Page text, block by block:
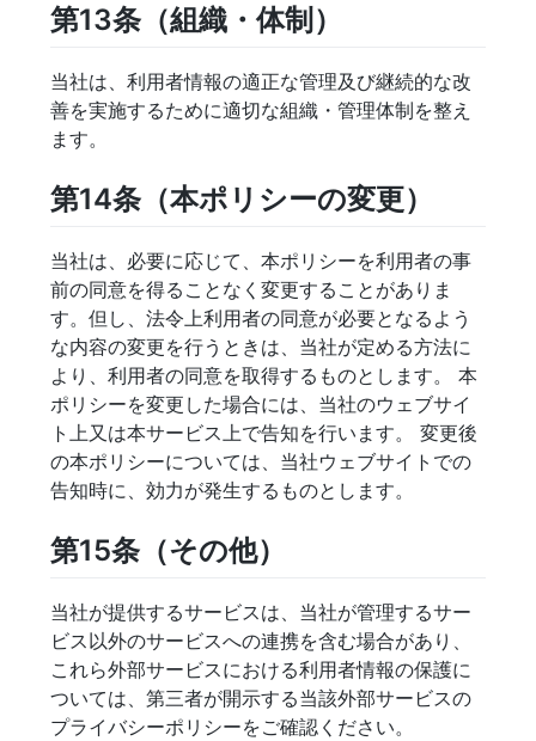
第13条（組織・体制）
当社は、利用者情報の適正な管理及び継続的な改
善を実施するために適切な組織・管理体制を整え
ます。
第14条（本ポリシーの変更）
当社は、必要に応じて、本ポリシーを利用者の事
前の同意を得ることなく変更することがありま
す。但し、法令上利用者の同意が必要となるよう
な内容の変更を行うときは、当社が定める方法に
より、利用者の同意を取得するものとします。 本
ポリシーを変更した場合には、当社のウェブサイ
ト上又は本サービス上で告知を行います。 変更後
の本ポリシーについては、当社ウェブサイトでの
告知時に、効力が発生するものとします。
第15条（その他）
当社が提供するサービスは、当社が管理するサー
ビス以外のサービスへの連携を含む場合があり、
これら外部サービスにおける利用者情報の保護に
ついては、第三者が開示する当該外部サービスの
プライバシーポリシーをご確認ください。